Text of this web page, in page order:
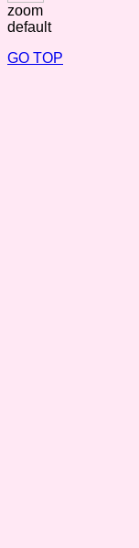
zoom
default
GO TOP